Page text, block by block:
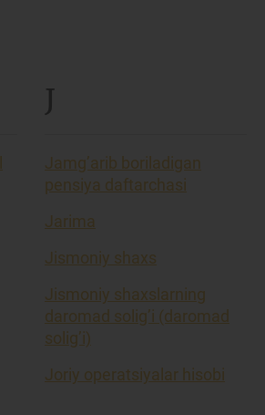
J
Jamg’arib boriladigan
pensiya daftarchasi
Jarima
Jismoniy shaxs
Jismoniy shaxslarning
daromad solig’i (daromad
solig’i)
Joriy operatsiyalar hisobi